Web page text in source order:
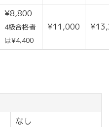
¥8,800
4級合格者
は¥4,400
¥11,000
なし